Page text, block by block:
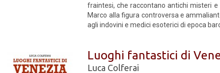
fraintesi, che raccontano antichi misteri
Marco alla figura controversa e
agli indovini e medici esoterici di epoca
Luoghi fantastici di
Luca Colferai